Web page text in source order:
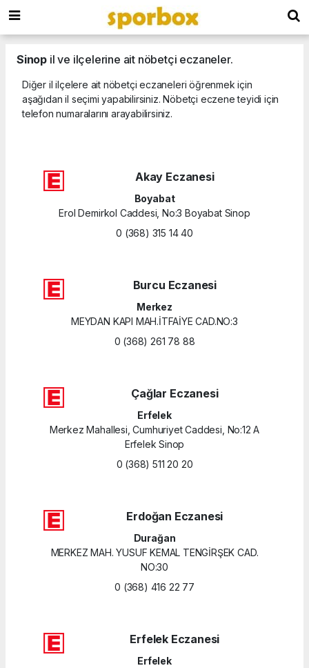
Sinop il ve ilçelerine ait nöbetçi eczaneler.
Diğer il ilçelere ait nöbetçi eczaneleri öğrenmek için
aşağıdan il seçimi yapabilirsiniz. Nöbetçi eczene teyidi için
telefon numaralarını arayabilirsiniz.
Akay Eczanesi
Boyabat
Erol Demirkol Caddesi, No:3 Boyabat Sinop
0 (368) 315 14 40
Burcu Eczanesi
Merkez
MEYDAN KAPI MAH.İTFAİYE CAD.NO:3
0 (368) 261 78 88
Çağlar Eczanesi
Erfelek
Merkez Mahallesi, Cumhuriyet Caddesi, No:12 A
Erfelek Sinop
0 (368) 511 20 20
Erdoğan Eczanesi
Durağan
MERKEZ MAH. YUSUF KEMAL TENGİRŞEK CAD.
NO:30
0 (368) 416 22 77
Erfelek Eczanesi
Erfelek